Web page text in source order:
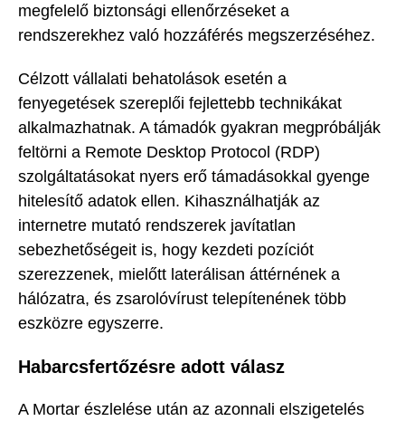
megfelelő biztonsági ellenőrzéseket a
rendszerekhez való hozzáférés megszerzéséhez.
Célzott vállalati behatolások esetén a
fenyegetések szereplői fejlettebb technikákat
alkalmazhatnak. A támadók gyakran megpróbálják
feltörni a Remote Desktop Protocol (RDP)
szolgáltatásokat nyers erő támadásokkal gyenge
hitelesítő adatok ellen. Kihasználhatják az
internetre mutató rendszerek javítatlan
sebezhetőségeit is, hogy kezdeti pozíciót
szerezzenek, mielőtt laterálisan áttérnének a
hálózatra, és zsarolóvírust telepítenének több
eszközre egyszerre.
Habarcsfertőzésre adott válasz
A Mortar észlelése után az azonnali elszigetelés